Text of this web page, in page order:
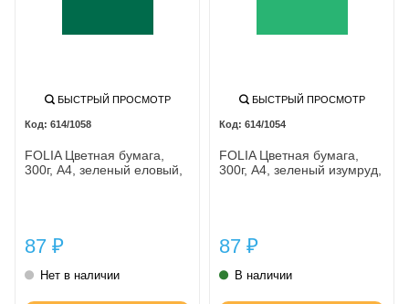
БЫСТРЫЙ ПРОСМОТР
614/1058
FOLIA Цветная бумага,
300г, A4, зеленый еловый,
87 ₽
Нет в наличии
БЫСТРЫЙ ПРОСМОТР
614/1054
FOLIA Цветная бумага,
300г, A4, зеленый изумруд,
87 ₽
В наличии